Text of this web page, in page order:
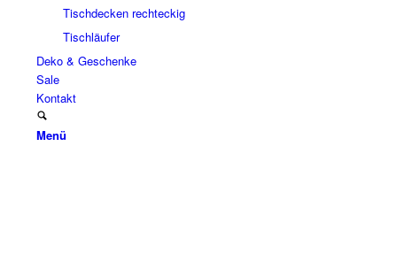
Tischdecken rechteckig
Tischläufer
Deko & Geschenke
Sale
Kontakt
Menü